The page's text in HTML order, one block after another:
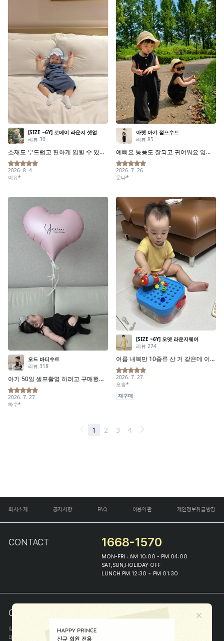
회사소개 공지사항 FAQ 이용약관 개인정보취급방침
CONTACT 1668-1570
MON-FRI : AM 10:00 - PM 04:00
SAT,SUN,HOLIDAY OFF
LUNCH PM 12:30 ~ PM 01:30
COMPANY INFO
상호
(주)해피프린스
대표
이화진